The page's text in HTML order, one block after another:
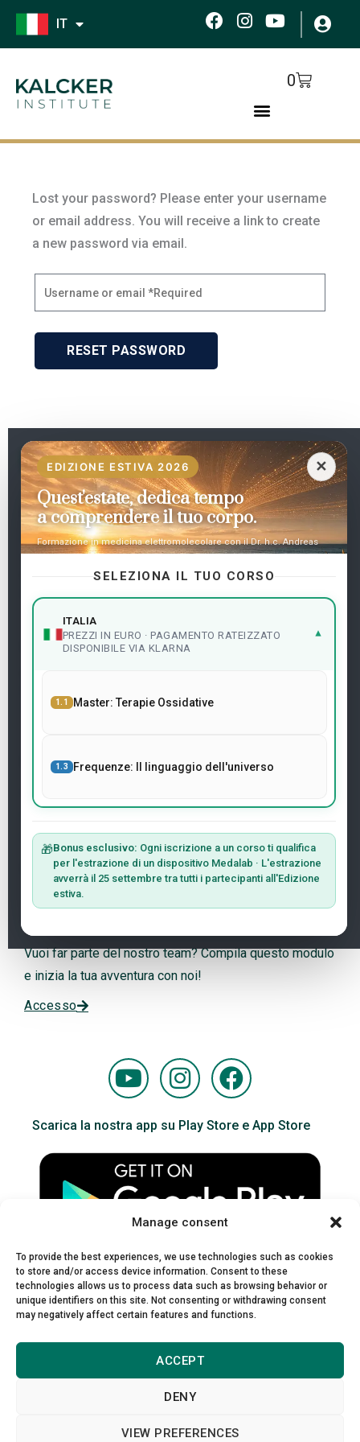
Manage consent
To provide the best experiences, we use technologies such as cookies
to store and/or access device information. Consent to these
technologies allows us to process data such as browsing behavior or
unique identifiers on this site. Not consenting or withdrawing consent
may negatively affect certain features and functions.
ACCEPT
DENY
VIEW PREFERENCES
Skip
IT
F
c
k
I
s
a
Y
u
0
Cart
Lost your password? Please enter your username
or email address. You will receive a link to create
a new password via email.
RESET PASSWORD
✕
EDIZIONE ESTIVA 2026
Quest'estate, dedica tempo
a comprendere il tuo corpo.
Formazione in medicina elettromolecolare con il Dr. h.c. Andreas
SELEZIONA IL TUO CORSO
ITALIA
PREZZI IN EURO · PAGAMENTO RATEIZZATO
DISPONIBILE VIA KLARNA
▾
1.1 Master: Terapie Ossidative
1.3 Frequenze: Il linguaggio dell'universo
🎁Bonus esclusivo: Ogni iscrizione a un corso ti qualifica
per l'estrazione di un dispositivo Medalab · L'estrazione
avverrà il 25 settembre tra tutti i partecipanti all'Edizione
estiva.
IT
Pagine
Home
Le mie materie
Frequent questions
Legalità
Termini e Condizioni
Newsletter
Dott. Andreas Kalcker e il Kalcker Institute.
Unisciti Alla Lista
Vuoi far parte del nostro team? Compila questo modulo
e inizia la tua avventura con noi!
Accesso
Y
o
t
u
b
e
I
n
t
a
g
r
a
m
F
a
e
b
o
o
Scarica la nostra app su Play Store e App Store
Kalcker Institute © 2021 - 2025 | Tutti i diritti riservati